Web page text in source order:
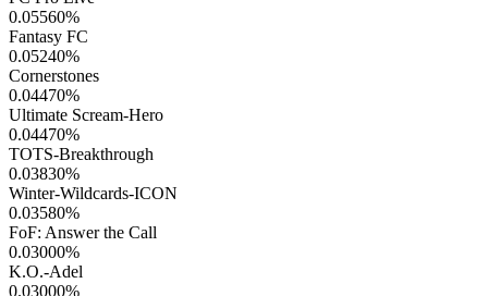
0.05560%
Fantasy FC
0.05240%
Cornerstones
0.04470%
Ultimate Scream-Hero
0.04470%
TOTS-Breakthrough
0.03830%
Winter-Wildcards-ICON
0.03580%
FoF: Answer the Call
0.03000%
K.O.-Adel
0.03000%